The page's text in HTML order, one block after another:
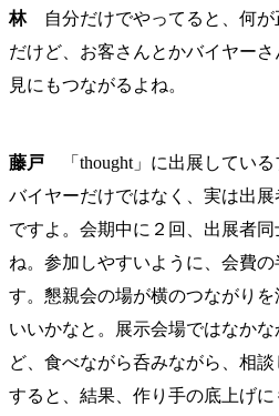
林
自分だけでやってると、何
だけど、お客さんとかバイヤー
見にもつながるよね。
藤戸
「thought」に出展してい
バイヤーだけではなく、実は出
ですよ。会期中に２回、出展者
ね。参加しやすいように、会費
す。懇親会の場が横のつながり
いいかなと。展示会場ではなか
ど、食べながら呑みながら、相
すると、結果、作り手の底上げに